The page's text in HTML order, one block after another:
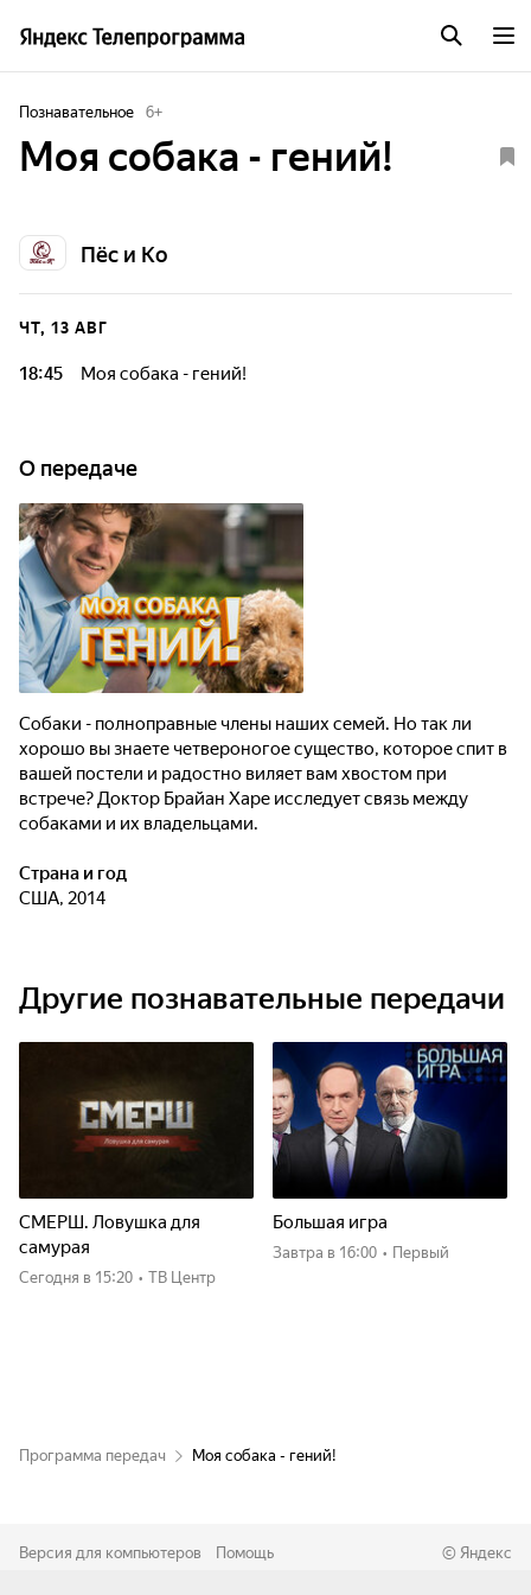
Познавательное 6+
Моя собака - гений!
Пёс и Ко
ЧТ, 13 АВГ
18:45 Моя собака - гений!
О передаче
Собаки - полноправные члены наших семей. Но так ли
хорошо вы знаете четвероногое существо, которое спит в
вашей постели и радостно виляет вам хвостом при
встрече? Доктор Брайан Харе исследует связь между
собаками и их владельцами.
Страна и год
США, 2014
Другие познавательные передачи
СМЕРШ. Ловушка для
самурая
Сегодня в 15:20 • ТВ Центр
Большая игра
Завтра в 16:00 • Первый
Программа передач Моя собака - гений!
Версия для компьютеров Помощь © Яндекс